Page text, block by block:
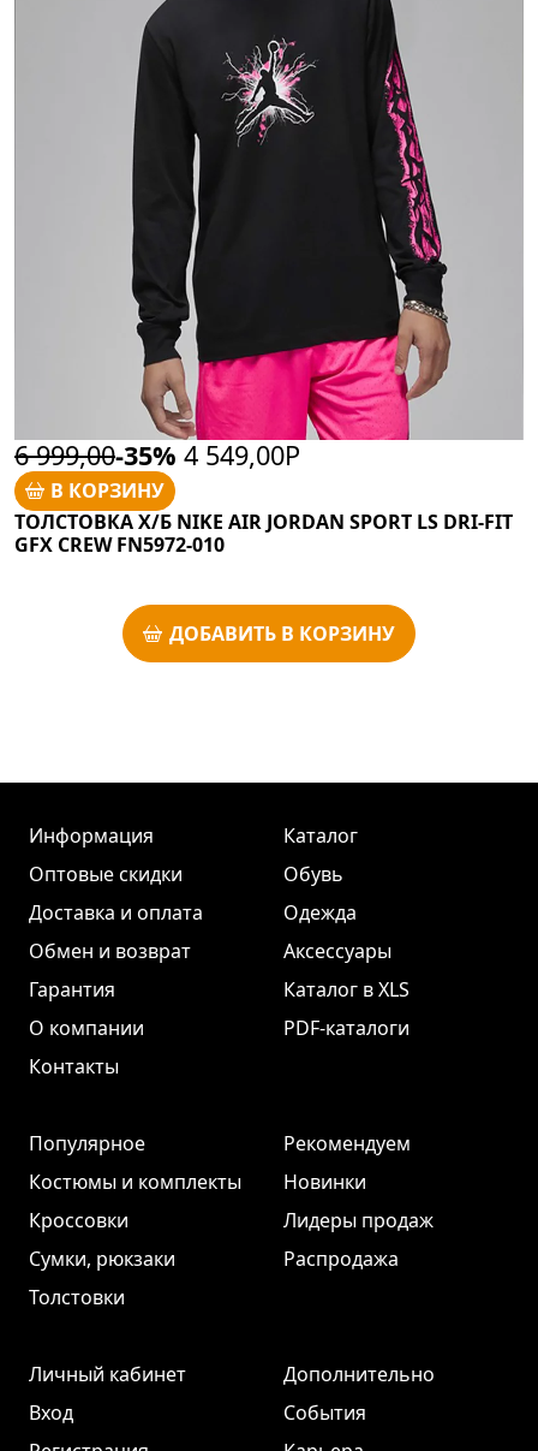
6 999,00-35% 4 549,00Р
В КОРЗИНУ
ТОЛСТОВКА Х/Б NIKE AIR JORDAN SPORT LS DRI-FIT
GFX CREW FN5972-010
ДОБАВИТЬ В КОРЗИНУ
Информация
Оптовые скидки
Доставка и оплата
Обмен и возврат
Гарантия
О компании
Контакты
Каталог
Обувь
Одежда
Аксессуары
Каталог в XLS
PDF-каталоги
Популярное
Костюмы и комплекты
Кроссовки
Сумки, рюкзаки
Толстовки
Рекомендуем
Новинки
Лидеры продаж
Распродажа
Личный кабинет
Вход
Дополнительно
События